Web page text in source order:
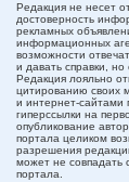
Редакция не несет
достоверность
рекламных
информационных
возможности
и давать справки, но
Редакция лояльно
цитированию своих
и интернет-сайтами
гиперссылки на
опубликование
портала целиком
разрешения
может не совпадать
портала.